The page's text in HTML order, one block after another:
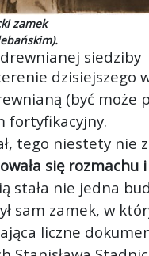
zamek
siedziby
dzisiejszego
(być może
fortyfikacyjny.
tego niestety
się
stała nie jedna
sam zamek, w
liczne